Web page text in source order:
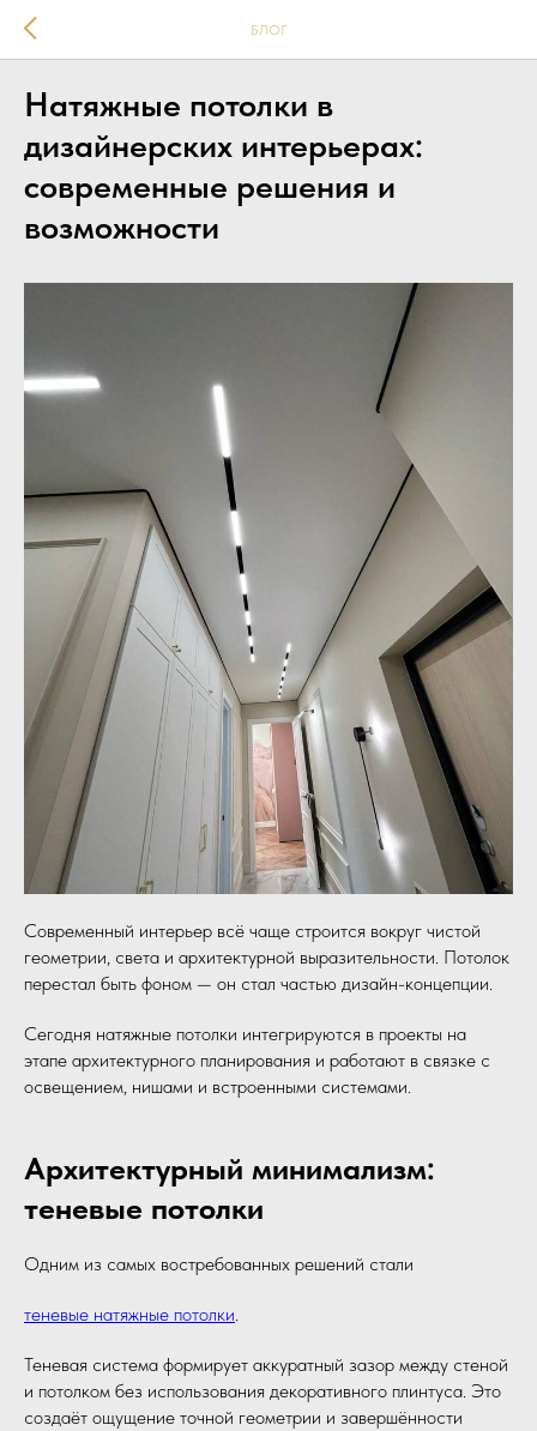
БЛОГ
Натяжные потолки в
дизайнерских интерьерах:
современные решения и
возможности
Современный интерьер всё чаще строится вокруг чистой
геометрии, света и архитектурной выразительности. Потолок
перестал быть фоном — он стал частью дизайн-концепции.
Сегодня натяжные потолки интегрируются в проекты на
этапе архитектурного планирования и работают в связке с
освещением, нишами и встроенными системами.
Архитектурный минимализм:
теневые потолки
Одним из самых востребованных решений стали
теневые натяжные потолки.
Теневая система формирует аккуратный зазор между стеной
и потолком без использования декоративного плинтуса. Это
создаёт ощущение точной геометрии и завершённости